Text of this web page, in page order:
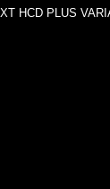
HCD PLUS